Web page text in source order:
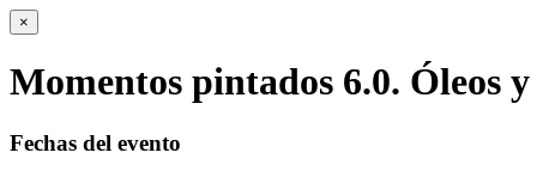
×
Momentos pintados 6.0. Óleos
Fechas del evento